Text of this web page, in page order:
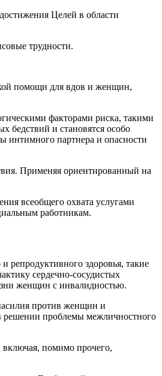
Целей в области
трудности.
помощи для вдов и женщин,
факторами риска, такими
бедствий и становятся особо
интимного партнера и опасности
Применяя ориентированный на
всеобщего охвата услугами
работникам.
репродуктивного здоровья, такие
сердечно-сосудистых
женщин с инвалидностью.
против женщин и
решении проблемы межличностного
включая, помимо прочего,